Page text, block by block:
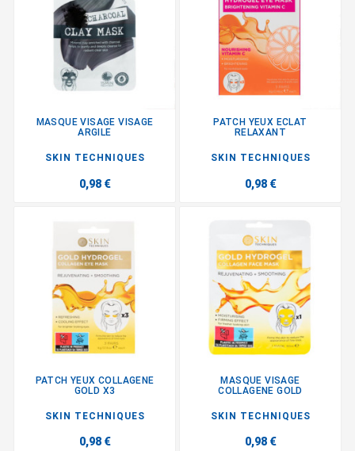
MASQUE VISAGE VISAGE
ARGILE
SKIN TECHNIQUES
0,98 €
PATCH YEUX ECLAT
RELAXANT
SKIN TECHNIQUES
0,98 €
PATCH YEUX COLLAGENE
GOLD X3
SKIN TECHNIQUES
0,98 €
MASQUE VISAGE
COLLAGENE GOLD
SKIN TECHNIQUES
0,98 €